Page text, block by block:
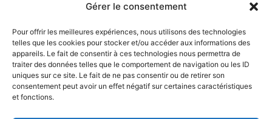
Gérer le consentement
Pour offrir les meilleures expériences, nous utilisons des technologies
telles que les cookies pour stocker et/ou accéder aux informations des
appareils. Le fait de consentir à ces technologies nous permettra de
traiter des données telles que le comportement de navigation ou les ID
uniques sur ce site. Le fait de ne pas consentir ou de retirer son
consentement peut avoir un effet négatif sur certaines caractéristiques
et fonctions.